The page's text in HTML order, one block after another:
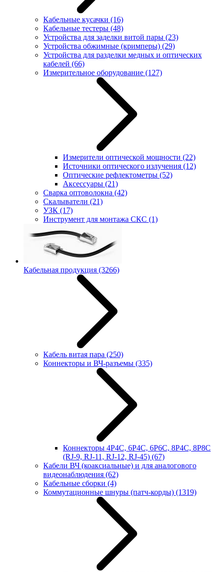
Кабельные кусачки (16)
Кабельные тестеры (48)
Устройства для заделки витой пары (23)
Устройства обжимные (кримперы) (29)
Устройства для разделки медных и оптических
кабелей (66)
Измерительное оборудование (127)
Измерители оптической мощности (22)
Источники оптического излучения (12)
Оптические рефлектометры (52)
Аксессуары (21)
Сварка оптоволокна (42)
Скалыватели (21)
УЗК (17)
Инструмент для монтажа СКС (1)
Кабельная продукция (3266)
Кабель витая пара (250)
Коннекторы и ВЧ-разъемы (335)
Коннекторы 4P4C, 6P4C, 6P6C, 8P4C, 8P8C
(RJ-9, RJ-11, RJ-12, RJ-45) (67)
Кабели ВЧ (коаксиальные) и для аналогового
видеонаблюдения (62)
Кабельные сборки (4)
Коммутационные шнуры (патч-корды) (1319)